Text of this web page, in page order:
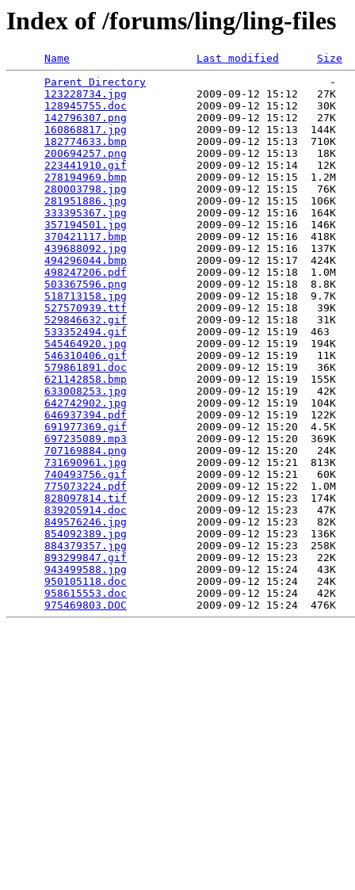
Index of /forums/ling/ling-files
Name Last modified
Size
Parent Directory
                             -
123228734.jpg
           2009-09-12 15:12   27K
128945755.doc
           2009-09-12 15:12   30K
142796307.png
           2009-09-12 15:12   27K
160868817.jpg
           2009-09-12 15:13  144K
182774633.bmp
           2009-09-12 15:13  710K
200694257.png
           2009-09-12 15:13   18K
223441910.gif
           2009-09-12 15:14   12K
278194969.bmp
           2009-09-12 15:15  1.2M
280003798.jpg
           2009-09-12 15:15   76K
281951886.jpg
           2009-09-12 15:15  106K
333395367.jpg
           2009-09-12 15:16  164K
357194501.jpg
           2009-09-12 15:16  146K
370421117.bmp
           2009-09-12 15:16  418K
439688092.jpg
           2009-09-12 15:16  137K
494296044.bmp
           2009-09-12 15:17  424K
498247206.pdf
           2009-09-12 15:18  1.0M
503367596.png
           2009-09-12 15:18  8.8K
518713158.jpg
           2009-09-12 15:18  9.7K
527570939.ttf
           2009-09-12 15:18   39K
529846632.gif
           2009-09-12 15:18   31K
533352494.gif
           2009-09-12 15:19  463
545464920.jpg
           2009-09-12 15:19  194K
546310406.gif
           2009-09-12 15:19   11K
579861891.doc
           2009-09-12 15:19   36K
621142858.bmp
           2009-09-12 15:19  155K
633008253.jpg
           2009-09-12 15:19   42K
642742902.jpg
           2009-09-12 15:19  104K
646937394.pdf
           2009-09-12 15:19  122K
691977369.gif
           2009-09-12 15:20  4.5K
697235089.mp3
           2009-09-12 15:20  369K
707169884.png
           2009-09-12 15:20   24K
731690961.jpg
           2009-09-12 15:21  813K
740493756.gif
           2009-09-12 15:21   60K
775073224.pdf
           2009-09-12 15:22  1.0M
828097814.tif
           2009-09-12 15:23  174K
839205914.doc
           2009-09-12 15:23   47K
849576246.jpg
           2009-09-12 15:23   82K
854092389.jpg
           2009-09-12 15:23  136K
884379357.jpg
           2009-09-12 15:23  258K
893299847.gif
           2009-09-12 15:23   22K
943499588.jpg
           2009-09-12 15:24   43K
950105118.doc
           2009-09-12 15:24   24K
958615553.doc
           2009-09-12 15:24   42K
975469803.DOC